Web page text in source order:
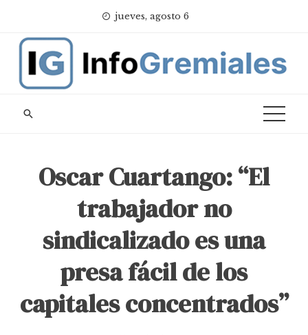
content
jueves, agosto 6
Oscar Cuartango: “El
trabajador no
sindicalizado es una
presa fácil de los
capitales concentrados”